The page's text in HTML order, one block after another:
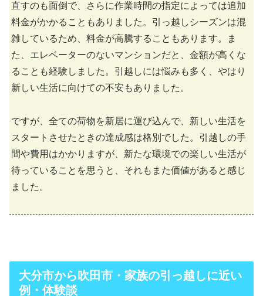
直すのも面倒で、さらに作業時間の指定によっては追加
料金がかかることもありました。引っ越しシーズンは混
雑しているため、料金が高騰することもあります。ま
た、エレベーターのないマンションだと、金額が高くな
ることも経験しました。引越しには悩みも多く、やはり
新しい生活に向けての不安もありました。
ですが、全ての荷物を新居に運び込んで、新しい生活を
スタートさせたときの達成感は格別でした。引越しの手
間や費用はかかりますが、新たな環境での楽しい生活が
待っていることを思うと、それもまた価値があると感じ
ました。
大分市から吹田市・家族の引っ越しに近い
例・体験談